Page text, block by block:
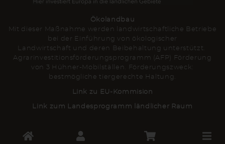
Ökolandbau
Mit dieser Maßnahme werden landwirtschaftliche Betriebe
bei der Einführung von ökologischer
Landwirtschaft und deren Beibehaltung unterstützt.
Agrarinvestitionsförderungsprogramm (AFP) Förderung
von 3 Hühner-Mobilställen. Förderungszweck:
bestmögliche tiergerechte Haltung.
Link zu EU-Kommision
Link zum Landesprogramm ländlicher Raum
Toggle